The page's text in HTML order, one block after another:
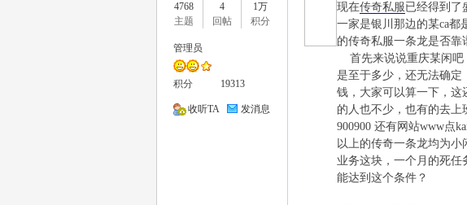
4768
主题
4
回帖
1万
积分
管理员
积分 19313
收听TA 发消息
现在传奇私服已经得到了
一家是银川那边的某ca都
的传奇私服一条龙是否靠
首先来说说重庆某闲吧
是至于多少，还无法确定
钱，大家可以算一下，这
的人也不少，也有的去上
900900 还有网站www点
以上的传奇一条龙均为
业务这块，一个月的死任
能达到这个条件？